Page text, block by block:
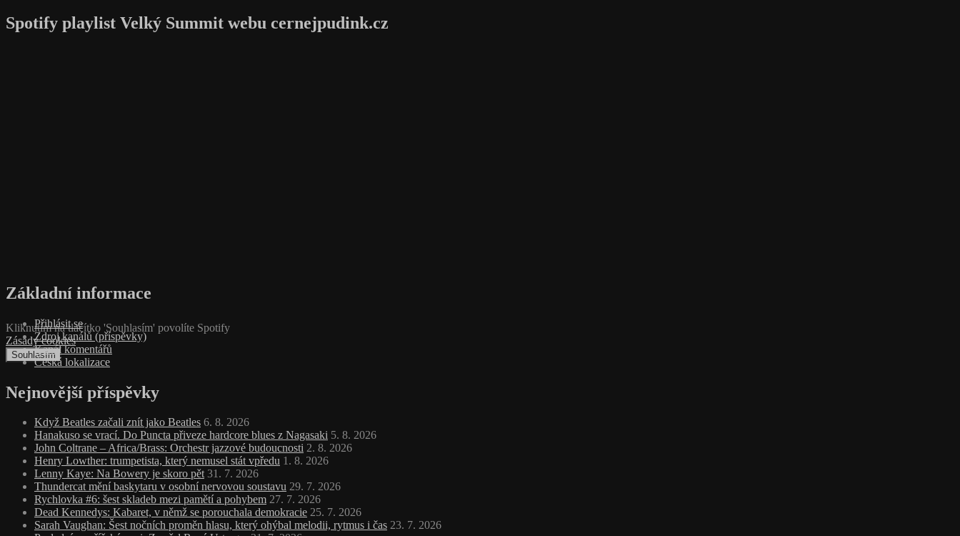
Spotify playlist Velký Summit webu cernejpudink.cz
Kliknutím na tlačítko 'Souhlasím' povolíte Spotify
Zásady cookies
Souhlasím
Základní informace
Přihlásit se
Zdroj kanálů (příspěvky)
Kanál komentářů
Česká lokalizace
Nejnovější příspěvky
Když Beatles začali znít jako Beatles 6. 8. 2026
Hanakuso se vrací. Do Puncta přiveze hardcore blues z Nagasaki 5. 8. 2026
John Coltrane – Africa/Brass: Orchestr jazzové budoucnosti 2. 8. 2026
Henry Lowther: trumpetista, který nemusel stát vpředu 1. 8. 2026
Lenny Kaye: Na Bowery je skoro pět 31. 7. 2026
Thundercat mění baskytaru v osobní nervovou soustavu 29. 7. 2026
Rychlovka #6: šest skladeb mezi pamětí a pohybem 27. 7. 2026
Dead Kennedys: Kabaret, v němž se porouchala demokracie 25. 7. 2026
Sarah Vaughan: Šest nočních proměn hlasu, který ohýbal melodii, rytmus i čas 23. 7. 2026